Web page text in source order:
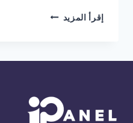
إقرأ المزيد صيانة